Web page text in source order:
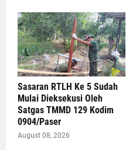
Sasaran RTLH Ke 5 Sudah
Mulai Dieksekusi Oleh
Satgas TMMD 129 Kodim
0904/Paser
August 08, 2026